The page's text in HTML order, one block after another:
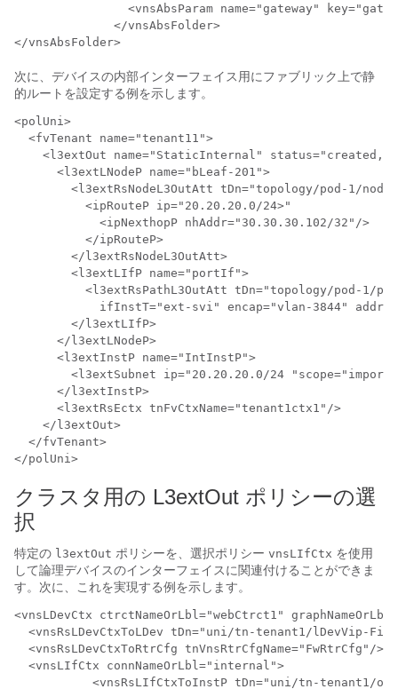
<vnsAbsParam name="gateway"
              </vnsAbsFolder>
</vnsAbsFolder>
次に、デバイスの内部インターフェイス用にファブリック上で静
的ルートを設定する例を示します。
<polUni>
  <fvTenant name="tenant11">
<l3extOut name="StaticInternal"
      <l3extLNodeP name="bLeaf-201">
<l3extRsNodeL3OutAtt tDn="topology/pod-1/
          <ipRouteP ip="20.20.20.0/24>"
            <ipNexthopP nhAddr="30.30.30.102/32"/>
          </ipRouteP>
        </l3extRsNodeL3OutAtt>
        <l3extLIfP name="portIf">
<l3extRsPathL3OutAtt tDn="topology/pod-1/
ifInstT="ext-svi" encap="vlan-3844"
        </l3extLIfP>
      </l3extLNodeP>
      <l3extInstP name="IntInstP">
<l3extSubnet ip="20.20.20.0/24
      </l3extInstP>
      <l3extRsEctx tnFvCtxName="tenant1ctx1"/>
    </l3extOut>
  </fvTenant>
</polUni>
クラスタ用の L3extOut ポリシーの選
択
特定の l3extOut ポリシーを、選択ポリシー vnsLIfCtx を使用
して論理デバイスのインターフェイスに関連付けることができま
す。次に、これを実現する例を示します。
<vnsLDevCtx ctrctNameOrLbl="webCtrct1"
<vnsRsLDevCtxToLDev tDn="uni/tn-tenant1/lDevVip-
  <vnsRsLDevCtxToRtrCfg tnVnsRtrCfgName="FwRtrCfg"/>
  <vnsLIfCtx connNameOrLbl="internal">